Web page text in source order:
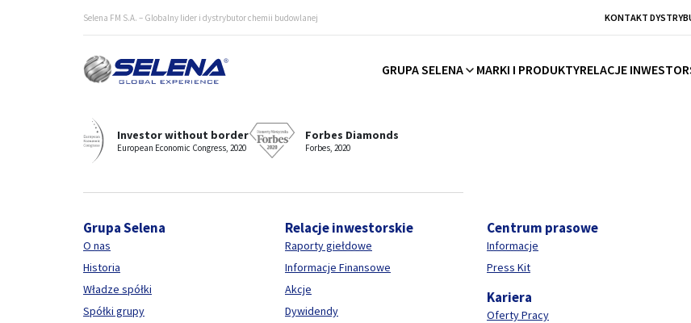
Selena FM S.A. – Globalny lider i dystrybutor chemii budowlanej KONTAKT
GRUPA SELENA MARKI I PRODUKTYRELACJE
Investor without border
European Economic Congress, 2020
Forbes Diamonds
Forbes, 2020
Grupa Selena
O nas
Historia
Władze spółki
Spółki grupy
Relacje inwestorskie
Raporty giełdowe
Informacje Finansowe
Akcje
Dywidendy
Centrum prasowe
Informacje
Press Kit
Kariera
Oferty Pracy